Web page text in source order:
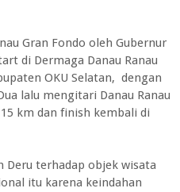
Gran Fondo oleh Gubernur
di Dermaga Danau Ranau
OKU Selatan, dengan
lalu mengitari Danau Ranau
km dan finish kembali di
Deru terhadap objek wisata
itu karena keindahan